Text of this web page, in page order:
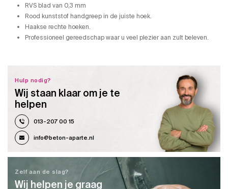
RVS blad van 0,3 mm
Rood kunststof handgreep in de juiste hoek.
Haakse rechte hoeken.
Professioneel gereedschap waar u veel plezier aan zult beleven.
Hulp nodig?
Wij staan klaar om je te
helpen
013-207 00 15
info@beton-aparte.nl
Zelf aan de slag?
Wij helpen je graag